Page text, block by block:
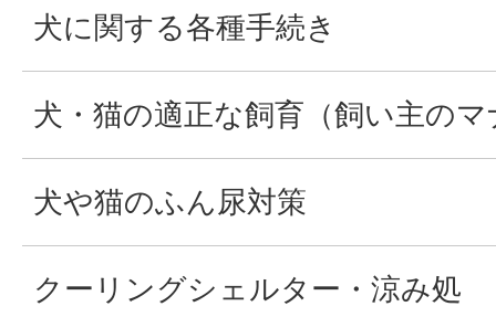
犬に関する各種手続き
犬・猫の適正な飼育（飼い主のマ
犬や猫のふん尿対策
クーリングシェルター・涼み処